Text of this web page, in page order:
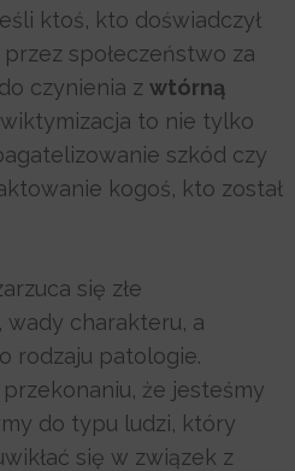
ktoś, kto doświadczył
społeczeństwo za
czynienia z wtórną
to nie tylko
szkód czy
kogoś, kto został
się złe
charakteru, a
rodzaju patologie.
że jesteśmy
do typu ludzi, który
się w związek z